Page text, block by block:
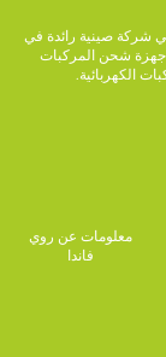
شركة صينية رائدة في
أجهزة شحن المركبات
الكهربائية.
معلومات عن روي
فاندا